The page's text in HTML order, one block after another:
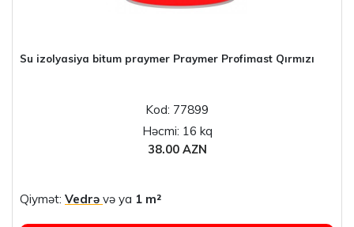
Su izolyasiya bitum praymer Praymer Profimast Qırmızı
Kod: 77899
Həcmi: 16 kq
38.00 AZN
Qiymət: Vedrə və ya 1 m²